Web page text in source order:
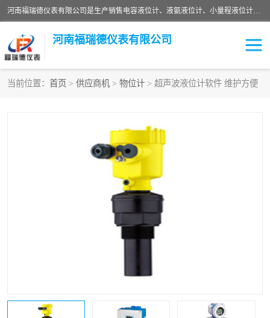
河南福瑞德仪表有限公司是生产销售电容液位计、液氨液位计、小量程液位计定制、智能锅炉水位计、液氮液位计等；并在产品开发、研制的过程中，吸取国内外仪器仪表的技术精华，建立了一支高、精、尖的科研开发队伍，使产品性能不断升级。
河南福瑞德仪表有限公司
当前位置： 首页 > 供应商机 > 物位计 > 超声波液位计软件 维护方便
流量传感器
液位计传感器定制
物位计
智能锅炉水位计